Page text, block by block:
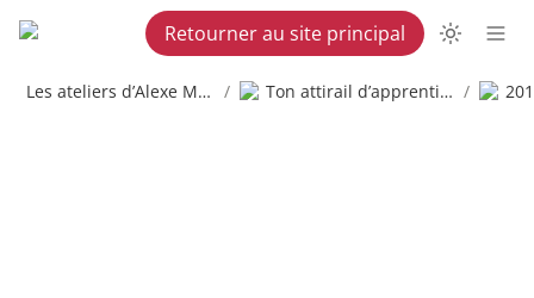
Retourner au site principal
Les ateliers d’Alexe Martel / Ton attirail d’apprenti copywriter /